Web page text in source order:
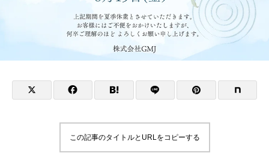
この記事のタイトルとURLをコピーする